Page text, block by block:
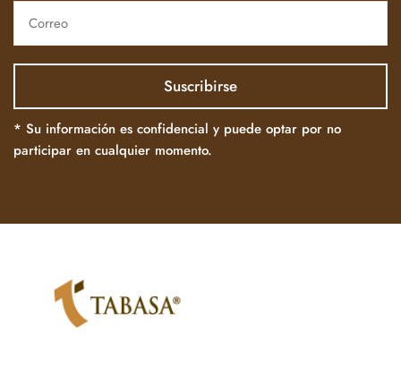
* Su información es confidencial y puede optar por no
participar en cualquier momento.